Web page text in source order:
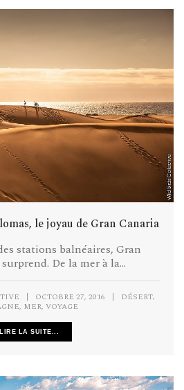
le joyau de Gran Canaria
stations balnéaires, Gran
De la mer à la...
| OCTOBRE 27, 2016 | DÉSERT,
, MER, VOYAGE
LIRE LA SUITE...